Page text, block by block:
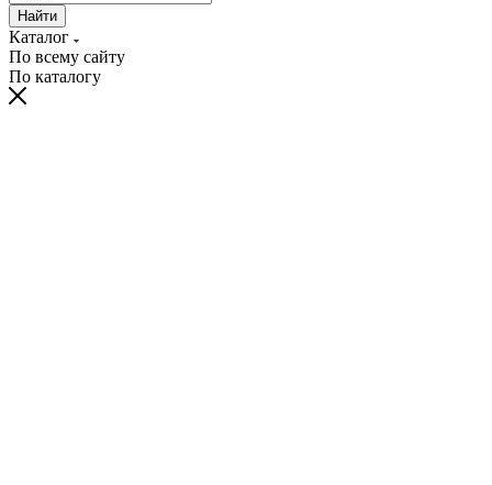
Найти
Каталог
По всему сайту
По каталогу